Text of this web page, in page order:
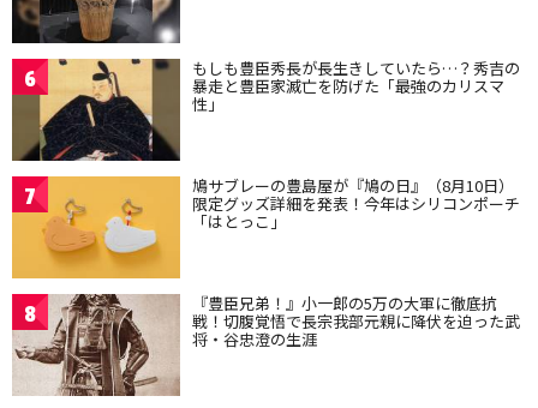
6 もしも豊臣秀長が長生きしていたら…？秀吉の
暴走と豊臣家滅亡を防げた「最強のカリスマ
性」
7 鳩サブレーの豊島屋が『鳩の日』（8月10日）
限定グッズ詳細を発表！今年はシリコンポーチ
「はとっこ」
8 『豊臣兄弟！』小一郎の5万の大軍に徹底抗
戦！切腹覚悟で長宗我部元親に降伏を迫った武
将・谷忠澄の生涯